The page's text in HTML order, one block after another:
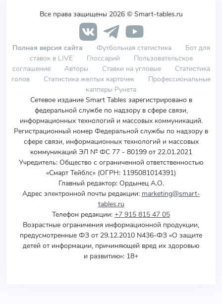
Все права защищены 2026 © Smart-tables.ru
Полная версия сайта Футбольная статистика
Бот для
ставок в LIVE
Глоссарий
Пользовательское
соглашение
Авторы Ставки на угловые
Статистика
голов
Статистика желтых карточек
Профессиональные
капперы Рунета
Сетевое издание Smart Tables зарегистрировано в
федеральной службе по надзору в сфере связи,
информационных технологий и массовых коммуникаций.
Регистрационный номер Федеральной службы по надзору в
сфере связи, информационных технологий и массовых
коммуникаций ЭЛ № ФС 77 - 80199 от 22.01.2021
Учредитель: Общество с ограниченной ответственностью
«Смарт Тейблс» (ОГРН: 1195081014391)
Главный редактор: Ордынец А.О.
Адрес электронной почты редакции: marketing@smart-
tables.ru
Телефон редакции: +7 915 815 47 05
Возрастные ограничения информационной продукции,
предусмотренные ФЗ от 29.12.2010 N436-ФЗ «О защите
детей от информации, причиняющей вред их здоровью
и развитию»: 18+